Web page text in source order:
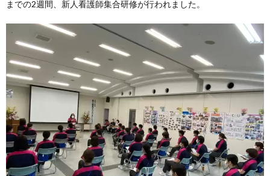
までの2週間、新人看護師集合研修が行われました。